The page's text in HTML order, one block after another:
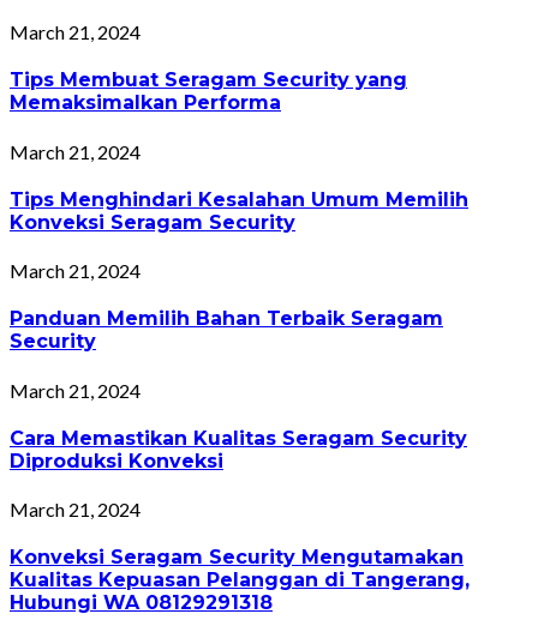
March 21, 2024
Tips Membuat Seragam Security yang
Memaksimalkan Performa
March 21, 2024
Tips Menghindari Kesalahan Umum Memilih
Konveksi Seragam Security
March 21, 2024
Panduan Memilih Bahan Terbaik Seragam
Security
March 21, 2024
Cara Memastikan Kualitas Seragam Security
Diproduksi Konveksi
March 21, 2024
Konveksi Seragam Security Mengutamakan
Kualitas Kepuasan Pelanggan di Tangerang,
Hubungi WA 08129291318